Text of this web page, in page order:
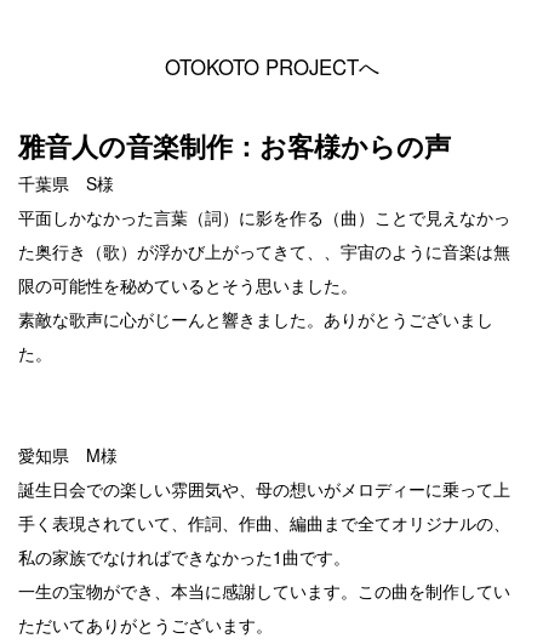
OTOKOTO PROJECTへ
雅音人の音楽制作：お客様からの声
千葉県 S様
平面しかなかった言葉（詞）に影を作る（曲）ことで見えなかっ
た奥行き（歌）が浮かび上がってきて、、宇宙のように音楽は無
限の可能性を秘めているとそう思いました。
素敵な歌声に心がじーんと響きました。ありがとうございまし
た。
愛知県 M様
誕生日会での楽しい雰囲気や、母の想いがメロディーに乗って上
手く表現されていて、作詞、作曲、編曲まで全てオリジナルの、
私の家族でなければできなかった1曲です。
一生の宝物ができ、本当に感謝しています。この曲を制作してい
ただいてありがとうございます。